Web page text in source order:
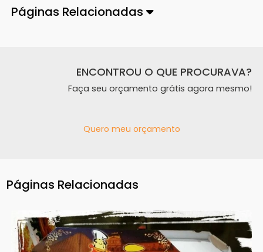
Páginas Relacionadas
ENCONTROU O QUE PROCURAVA?
Faça seu orçamento grátis agora mesmo!
Quero meu orçamento
Páginas Relacionadas